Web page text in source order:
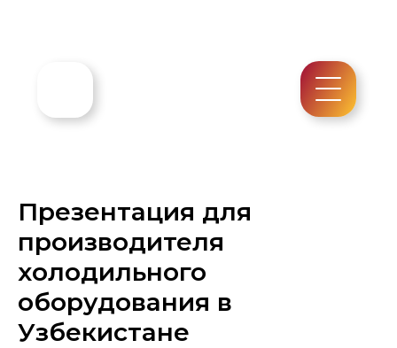
Презентация для
производителя
холодильного
оборудования в
Узбекистане